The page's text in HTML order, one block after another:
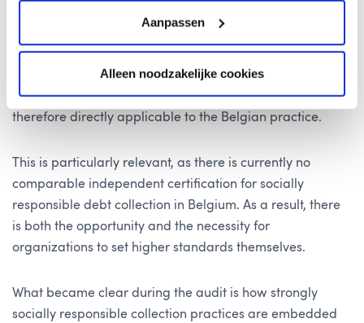
Aanpassen
Alleen noodzakelijke cookies
assessed against the full SVI certification framework and
successfully passed the audit. However, the principles
and methodology underlying this certification are an
integral part of the broader coeo approach and are
therefore directly applicable to the Belgian practice.
This is particularly relevant, as there is currently no
comparable independent certification for socially
responsible debt collection in Belgium. As a result, there
is both the opportunity and the necessity for
organizations to set higher standards themselves.
What became clear during the audit is how strongly
socially responsible collection practices are embedded